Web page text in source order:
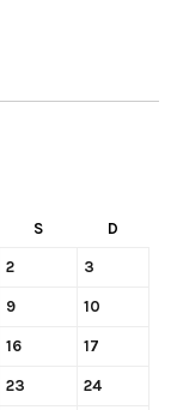
S D
2 3
9 10
16 17
23 24